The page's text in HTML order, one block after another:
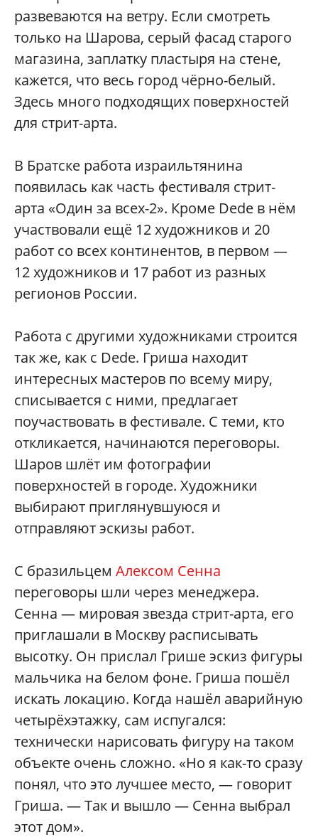
развеваются на ветру. Если смотреть
только на Шарова, серый фасад старого
магазина, заплатку пластыря на стене,
кажется, что весь город чёрно-белый.
Здесь много подходящих поверхностей
для стрит-арта.
В Братске работа израильтянина
появилась как часть фестиваля стрит-
арта «Один за всех-2». Кроме Dede в нём
участвовали ещё 12 художников и 20
работ со всех континентов, в первом —
12 художников и 17 работ из разных
регионов России.
Работа с другими художниками строится
так же, как с Dede. Гриша находит
интересных мастеров по всему миру,
списывается с ними, предлагает
поучаствовать в фестивале. С теми, кто
откликается, начинаются переговоры.
Шаров шлёт им фотографии
поверхностей в городе. Художники
выбирают приглянувшуюся и
отправляют эскизы работ.
С бразильцем Алексом Сенна
переговоры шли через менеджера.
Сенна — мировая звезда стрит-арта, его
приглашали в Москву расписывать
высотку. Он прислал Грише эскиз фигуры
мальчика на белом фоне. Гриша пошёл
искать локацию. Когда нашёл аварийную
четырёхэтажку, сам испугался:
технически нарисовать фигуру на таком
объекте очень сложно. «Но я как-то сразу
понял, что это лучшее место, — говорит
Гриша. — Так и вышло — Сенна выбрал
этот дом».